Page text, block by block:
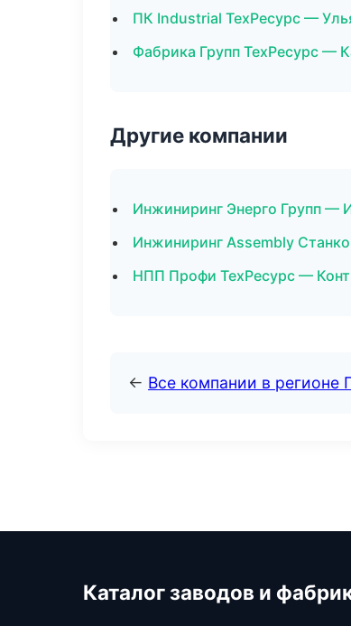
ПК Industrial ТехРесурс —
Фабрика Групп ТехРесурс —
Другие компании
Инжиниринг Энерго Групп —
Инжиниринг Assembly
НПП Профи ТехРесурс —
← Все компании в
Каталог заводов и